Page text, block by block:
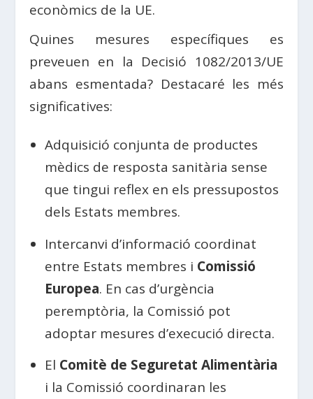
econòmics de la UE.
Quines mesures específiques es
preveuen en la Decisió 1082/2013/UE
abans esmentada? Destacaré les més
significatives:
Adquisició conjunta de productes
mèdics de resposta sanitària sense
que tingui reflex en els pressupostos
dels Estats membres.
Intercanvi d’informació coordinat
entre Estats membres i Comissió
Europea. En cas d’urgència
peremptòria, la Comissió pot
adoptar mesures d’execució directa.
El Comitè de Seguretat Alimentària
i la Comissió coordinaran les